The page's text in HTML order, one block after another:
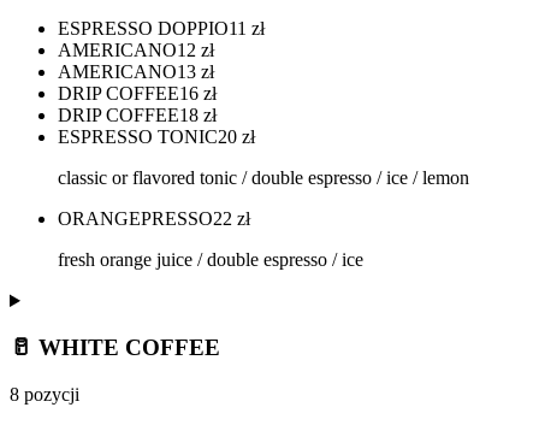
ESPRESSO DOPPIO11 zł
AMERICANO12 zł
AMERICANO13 zł
DRIP COFFEE16 zł
DRIP COFFEE18 zł
ESPRESSO TONIC20 zł
classic or flavored tonic / double espresso / ice / lemon
ORANGEPRESSO22 zł
fresh orange juice / double espresso / ice
🥛 WHITE COFFEE
8 pozycji